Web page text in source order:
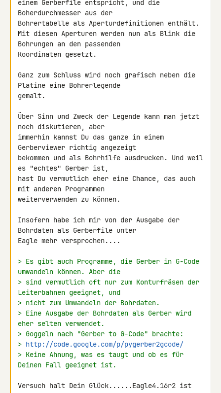
einem Gerberfile entspricht, und die
Boherdurchmesser aus der
Bohrertabelle als Aperturdefinitionen enthält.
Mit diesen Aperturen werden nun als Blink die
Bohrungen an den passenden
Koordinaten gesetzt.
Ganz zum Schluss wird noch grafisch neben die
Platine eine Bohrerlegende
gemalt.
Über Sinn und Zweck der Legende kann man jetzt
noch diskutieren, aber
immerhin kannst Du das ganze in einem
Gerberviewer richtig angezeigt
bekommen und als Bohrhilfe ausdrucken. Und weil
es "echtes" Gerber ist,
hast Du vermutlich eher eine Chance, das auch
mit anderen Programmen
weiterverwenden zu können.
Insofern habe ich mir von der Ausgabe der
Bohrdaten als Gerberfile unter
Eagle mehr versprochen....
> Es gibt auch Programme, die Gerber in G-Code
umwandeln können. Aber die
> sind vermutlich oft nur zum Konturfräsen der
Leiterbahnen geeignet, und
> nicht zum Umwandeln der Bohrdaten.
> Eine Ausgabe der Bohrdaten als Gerber wird
eher selten verwendet.
> Goggeln nach "Gerber to G-Code" brachte:
> http://code.google.com/p/pygerber2gcode/
> Keine Ahnung, was es taugt und ob es für
Deinen Fall geeignet ist.
Versuch halt Dein Glück......Eagle4.16r2 ist